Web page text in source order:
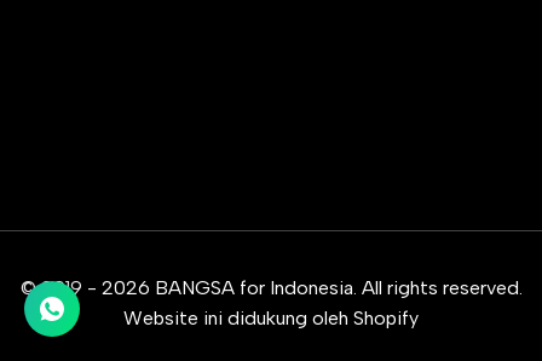
© 2019 - 2026 BANGSA for Indonesia. All rights reserved.
Website ini didukung oleh Shopify